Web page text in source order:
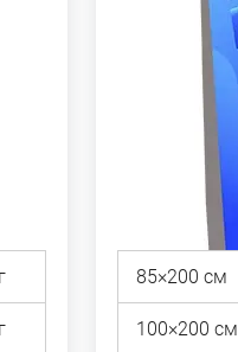
85×200 см
100×200 см